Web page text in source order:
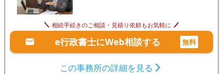
相続手続きのご相談・見積り依頼もお気軽に
e行政書士にWeb相談する 無料
この事務所の詳細を見る